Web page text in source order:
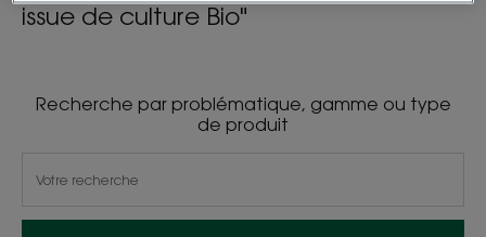
issue de culture Bio"
Recherche par problématique, gamme ou type
de produit